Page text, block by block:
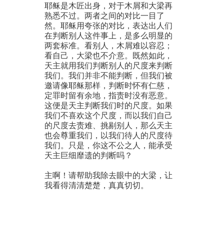
耶稣是木匠出身，对于木屑和大梁再
熟悉不过。两者之间的对比一目了
然。耶稣用夸张的对比，表达出人们
在判断别人这件事上，是多么明显的
两套标准。看别人，木屑难以容忍；
看自己，大梁也不介意。既然如此，
天主就用我们判断别人的尺度来判断
我们。我们并非不能判断，但我们被
邀请像耶稣那样，判断时怀有仁慈，
定罪时留有余地，指责时没有恶意。
这便是天主判断我们时的尺度。如果
我们不喜欢这个尺度，而以我们自己
的尺度去责难、挑剔别人，那么天主
也会尊重我们，以我们待人的尺度待
我们。只是，你这不公之人，能承受
天主巨细靡遗的判断吗？
主啊！请帮助我除去眼中的大梁，让
我看得清清楚楚，真真切切。